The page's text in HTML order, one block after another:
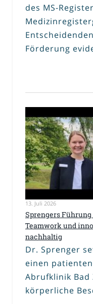
des MS-
Förderung
13. Juli 2026
Sprengers
Teamwork und
nachhaltig
Dr. Sprenger
einen
Abrufklinik Bad
körperliche